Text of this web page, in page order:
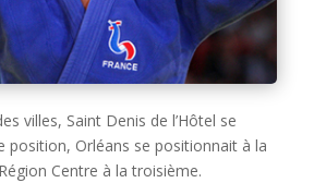
villes, Saint Denis de l’Hôtel se
position, Orléans se positionnait à la
Centre à la troisième.